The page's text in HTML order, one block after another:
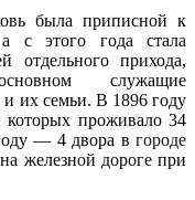
была приписной к
с этого года стала
отдельного прихода,
служащие
их семьи. В 1896 году
проживало 34
— 4 двора в городе
железной дороге при